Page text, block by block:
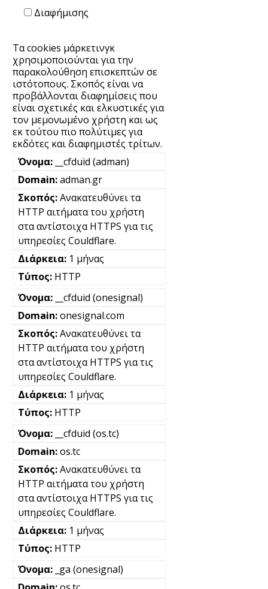
Διαφήμισης
Τα cookies μάρκετινγκ
χρησιμοποιούνται για την
παρακολούθηση επισκεπτών σε
ιστότοπους. Σκοπός είναι να
προβάλλονται διαφημίσεις που
είναι σχετικές και ελκυστικές για
τον μεμονωμένο χρήστη και ως
εκ τούτου πιο πολύτιμες για
εκδότες και διαφημιστές τρίτων.
__cfduid (adman)
adman.gr
Ανακατευθύνει τα
HTTP αιτήματα του χρήστη
στα αντίστοιχα HTTPS για τις
υπηρεσίες Couldflare.
1 μήνας
HTTP
__cfduid (onesignal)
onesignal.com
Ανακατευθύνει τα
HTTP αιτήματα του χρήστη
στα αντίστοιχα HTTPS για τις
υπηρεσίες Couldflare.
1 μήνας
HTTP
__cfduid (os.tc)
os.tc
Ανακατευθύνει τα
HTTP αιτήματα του χρήστη
στα αντίστοιχα HTTPS για τις
υπηρεσίες Couldflare.
1 μήνας
HTTP
_ga (onesignal)